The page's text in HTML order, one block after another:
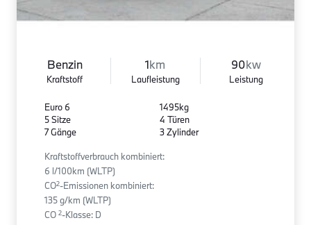
Benzin
Kraftstoff
1km
Laufleistung
90kw
Leistung
Euro 6
5 Sitze
7 Gänge
1495kg
4 Türen
3 Zylinder
Kraftstoffverbrauch kombiniert:
6 l/100km (WLTP)
CO2-Emissionen kombiniert:
135 g/km (WLTP)
CO 2-Klasse: D